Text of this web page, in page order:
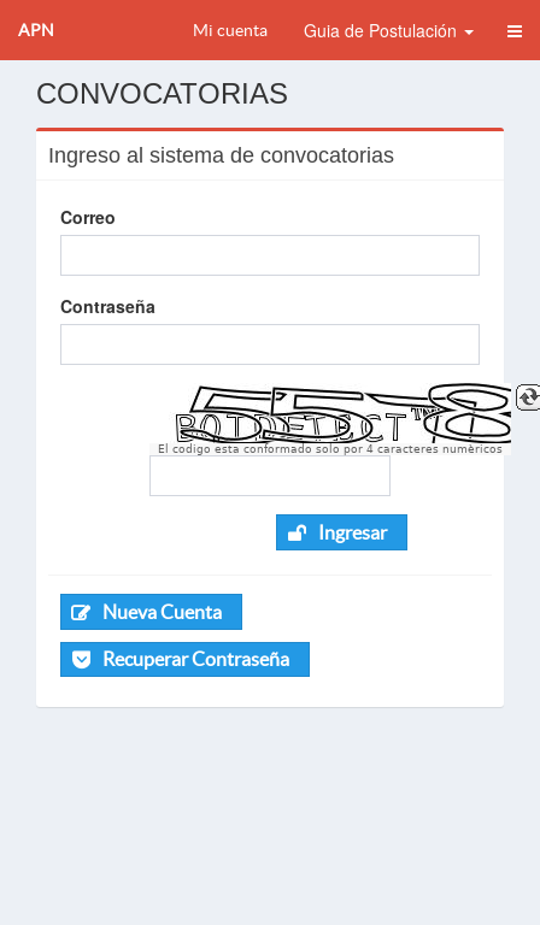
APN Mi cuenta Guia de Postulación
CONVOCATORIAS
Ingreso al sistema de convocatorias
Correo
Contraseña
El codigo esta conformado solo por 4 caracteres numèricos
Ingresar
Nueva Cuenta
Recuperar Contraseña